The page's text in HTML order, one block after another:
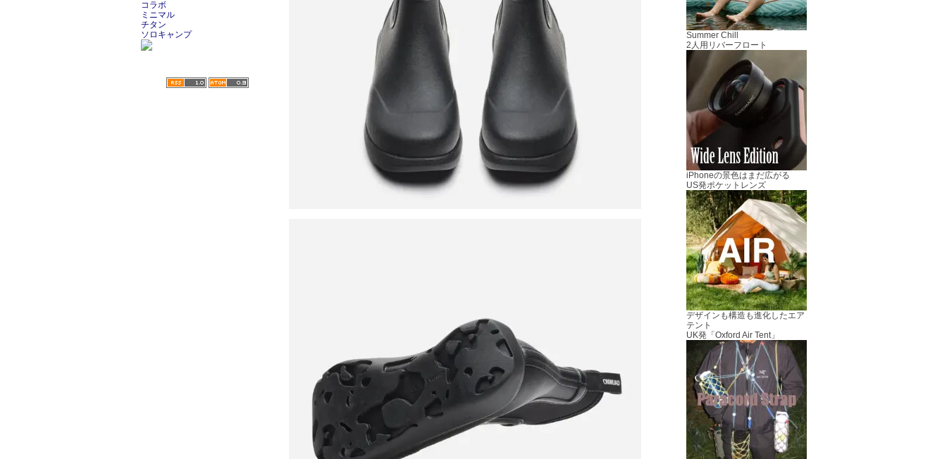
コラボ
ミニマル
チタン
ソロキャンプ
Summer Chill
2人用リバーフロート
iPhoneの景色はまだ広がる
US発ポケットレンズ
デザインも構造も進化したエア
テント
UK発「Oxford Air Tent」